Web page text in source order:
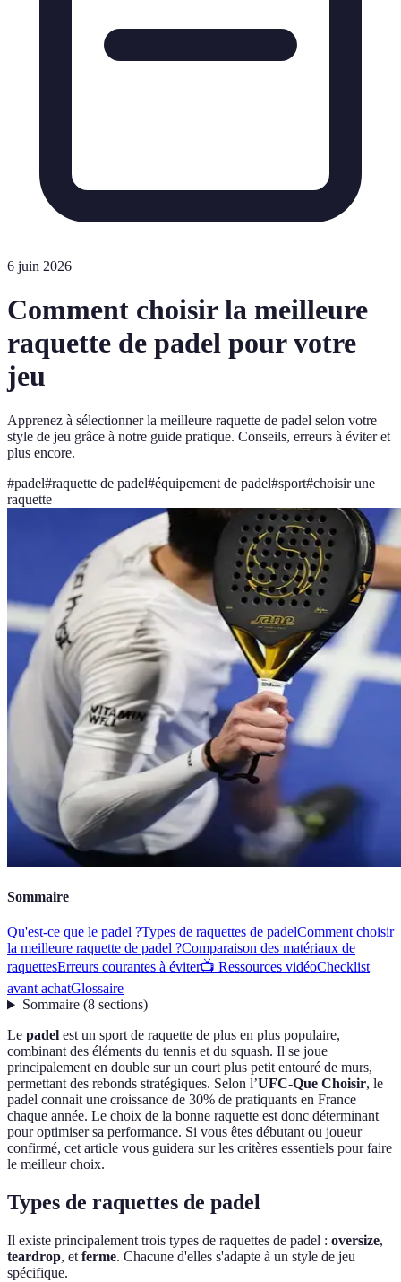
6 juin 2026
Comment choisir la meilleure
raquette de padel pour votre
jeu
Apprenez à sélectionner la meilleure raquette de padel selon votre
style de jeu grâce à notre guide pratique. Conseils, erreurs à éviter et
plus encore.
#padel#raquette de padel#équipement de padel#sport#choisir une
raquette
Sommaire
Qu'est-ce que le padel ?Types de raquettes de padelComment choisir
la meilleure raquette de padel ?Comparaison des matériaux de
raquettesErreurs courantes à éviter📺 Ressources vidéoChecklist
avant achatGlossaire
Sommaire(8 sections)
Le padel est un sport de raquette de plus en plus populaire,
combinant des éléments du tennis et du squash. Il se joue
principalement en double sur un court plus petit entouré de murs,
permettant des rebonds stratégiques. Selon l’UFC-Que Choisir, le
padel connait une croissance de 30% de pratiquants en France
chaque année. Le choix de la bonne raquette est donc déterminant
pour optimiser sa performance. Si vous êtes débutant ou joueur
confirmé, cet article vous guidera sur les critères essentiels pour faire
le meilleur choix.
Types de raquettes de padel
Il existe principalement trois types de raquettes de padel : oversize,
teardrop, et ferme. Chacune d'elles s'adapte à un style de jeu
spécifique.